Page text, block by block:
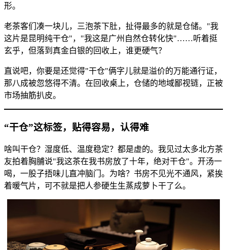
形。
老茶客们凑一块儿，三泡茶下肚，扯得最多的就是仓储。"我
这片是昆明纯干仓"，"我这是广州自然仓转化快"……听着挺
玄乎，但落到真金白银的回收上，谁更硬气？
直说吧，你要是还觉得"干仓"俩字儿就是溢价的万能通行证，
那八成被忽悠得不清。在回收桌上，仓储的地域鄙视链，正被
市场抽筋扒皮。
“干仓”这标签，贴得容易，认得难
啥叫干仓？湿度低、温度稳定？都是虚的。我见过太多北方茶
友拍着胸脯说"我这茶在我书房放了十年，绝对干仓"。开汤一
喝，一股子捂味儿直冲脑门。为啥？书房不见光不通风，紧挨
着暖气片，可不就是把人参硬生生蒸成萝卜干了么。